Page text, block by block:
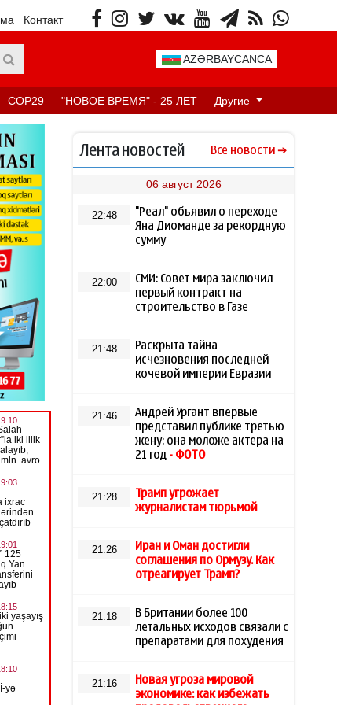
Контакт
AZƏRBAYCANCA
COP29 "НОВОЕ ВРЕМЯ" - 25 ЛЕТ Другие
Лента новостей Все новости
06 август 2026
22:48
"Реал" объявил о переходе
Яна Диоманде за рекордную
сумму
22:00
СМИ: Совет мира заключил
первый контракт на
строительство в Газе
21:48
Раскрыта тайна
исчезновения последней
кочевой империи Евразии
21:46
Андрей Ургант впервые
представил публике третью
жену: она моложе актера на
21 год - ФОТО
21:28
Трамп угрожает
журналистам тюрьмой
21:26
Иран и Оман достигли
соглашения по Ормузу. Как
отреагирует Трамп?
21:18
В Британии более 100
летальных исходов связали с
препаратами для похудения
21:16
Новая угроза мировой
экономике: как избежать